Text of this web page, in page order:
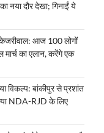
नया दौर देखा; गिनाईं ये
आज 100 लोगों
का एलान, करेंगे एक
विकल्प: बांकीपुर से प्रशांत
NDA-RJD के लिए